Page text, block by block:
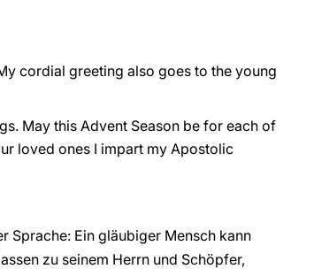
cordial greeting also goes to the young
May this Advent Season be for each of
loved ones I impart my Apostolic
Sprache: Ein gläubiger Mensch kann
zu seinem Herrn und Schöpfer,